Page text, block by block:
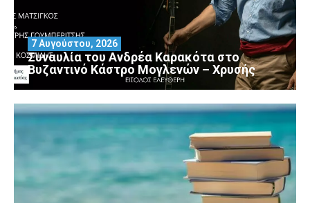
Συναυλία του Ανδρέα Καρακότα στο
Βυζαντινό Κάστρο Μογλενών – Χρυσής
7 Αυγούστου, 2026